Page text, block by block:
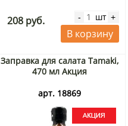
208 руб. - шт +
В корзину
Заправка для салата Tamaki,
470 мл Акция
арт. 18869